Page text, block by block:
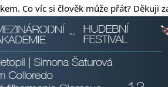
Co víc si člověk může přát? Děkuji